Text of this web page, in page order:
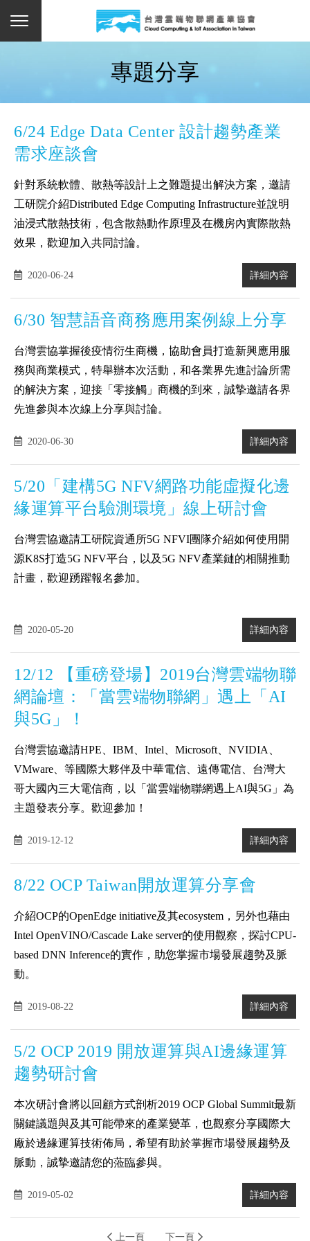
專題分享
6/24 Edge Data Center 設計趨勢產業
需求座談會
針對系統軟體、散熱等設計上之難題提出解決方案，邀請
工研院介紹Distributed Edge Computing Infrastructure並說明
油浸式散熱技術，包含散熱動作原理及在機房內實際散熱
效果，歡迎加入共同討論。
2020-06-24 詳細內容
6/30 智慧語音商務應用案例線上分享
台灣雲協掌握後疫情衍生商機，協助會員打造新興應用服
務與商業模式，特舉辦本次活動，和各業界先進討論所需
的解決方案，迎接「零接觸」商機的到來，誠摯邀請各界
先進參與本次線上分享與討論。
2020-06-30 詳細內容
5/20「建構5G NFV網路功能虛擬化邊
緣運算平台驗測環境」線上研討會
台灣雲協邀請工研院資通所5G NFVI團隊介紹如何使用開
源K8S打造5G NFV平台，以及5G NFV產業鏈的相關推動
計畫，歡迎踴躍報名參加。
2020-05-20 詳細內容
12/12 【重磅登場】2019台灣雲端物聯
網論壇：「當雲端物聯網」遇上「AI
與5G」！
台灣雲協邀請HPE、IBM、Intel、Microsoft、NVIDIA、
VMware、等國際大夥伴及中華電信、遠傳電信、台灣大
哥大國內三大電信商，以「當雲端物聯網遇上AI與5G」為
主題發表分享。歡迎參加！
2019-12-12 詳細內容
8/22 OCP Taiwan開放運算分享會
介紹OCP的OpenEdge initiative及其ecosystem，另外也藉由
Intel OpenVINO/Cascade Lake server的使用觀察，探討CPU-
based DNN Inference的實作，助您掌握市場發展趨勢及脈
動。
2019-08-22 詳細內容
5/2 OCP 2019 開放運算與AI邊緣運算
趨勢研討會
本次研討會將以回顧方式剖析2019 OCP Global Summit最新
關鍵議題與及其可能帶來的產業變革，也觀察分享國際大
廠於邊緣運算技術佈局，希望有助於掌握市場發展趨勢及
脈動，誠摯邀請您的蒞臨參與。
2019-05-02 詳細內容
上一頁 下一頁